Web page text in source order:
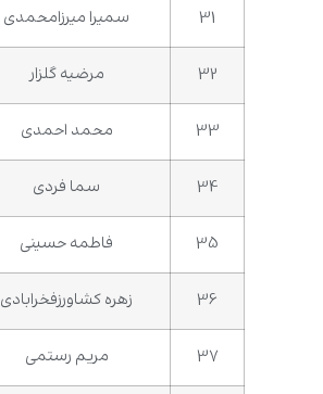
31 سمیرا میرزامحمدی
32 مرضیه گلزار
33 محمد احمدی
34 سما فردی
35 فاطمه حسینی
36 زهره کشاورزفخرابادی
37 مریم رستمی